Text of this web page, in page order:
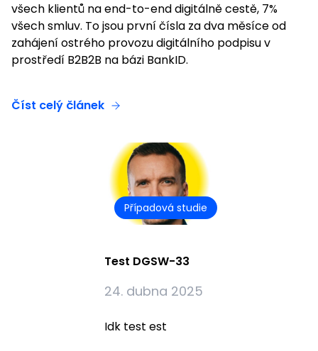
všech klientů na end-to-end digitálně cestě, 7%
všech smluv. To jsou první čísla za dva měsíce od
zahájení ostrého provozu digitálního podpisu v
prostředí B2B2B na bázi BankID.
Číst celý článek
Případová studie
Test DGSW-33
24. dubna 2025
Idk test est